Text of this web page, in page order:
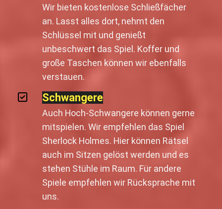
Wir bieten kostenlose Schließfächer
an. Lasst alles dort, nehmt den
Schlüssel mit und genießt
unbeschwert das Spiel. Koffer und
große Taschen können wir ebenfalls
verstauen.
Schwangere
Auch Hoch-Schwangere können gerne
mitspielen. Wir empfehlen das Spiel
Sherlock Holmes. Hier können Rätsel
auch im Sitzen gelöst werden und es
stehen Stühle im Raum. Für andere
Spiele empfehlen wir Rücksprache mit
uns.